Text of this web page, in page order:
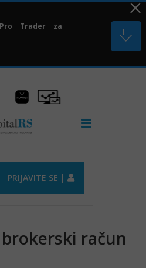
Trader za
Huawei
AppGallery
Pro
Trader
PRIJAVITE SE |
račun